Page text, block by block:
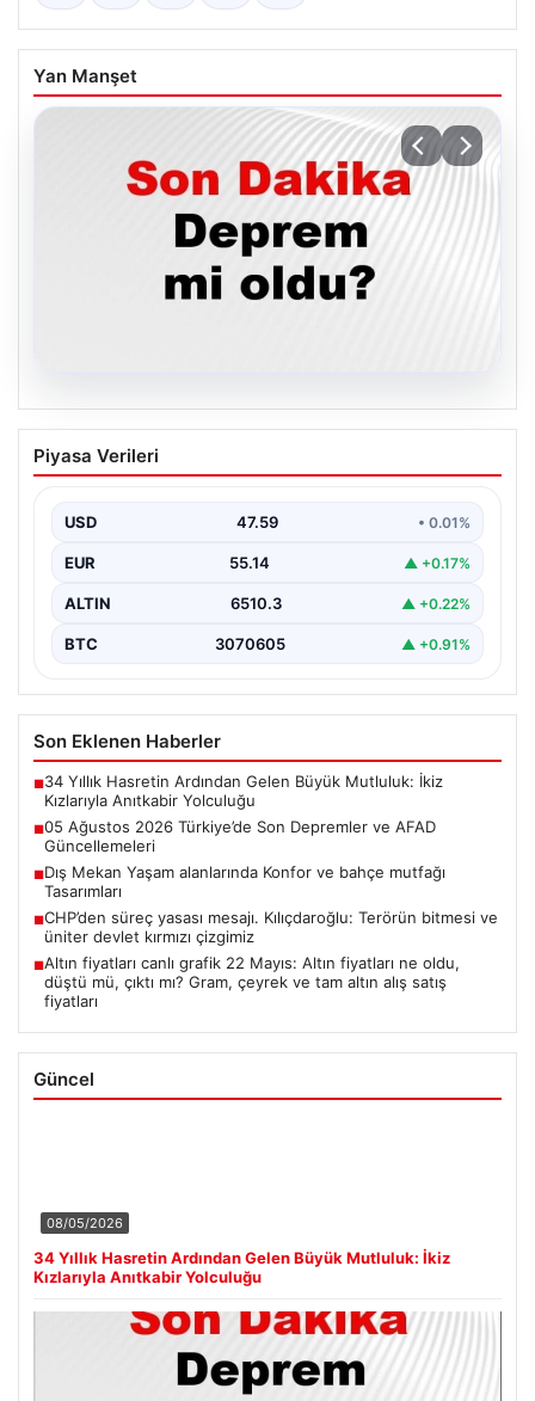
Yan Manşet
05.08.2026
05 Ağustos 2026 Türkiye’de Son
Depremler ve AFAD Güncellemeleri
05 Ağustos 2026 tarihinde gerçekleşen depremlerle
ilgili son…
Piyasa Verileri
USD 47.59 • 0.01%
EUR 55.14 ▲ +0.17%
ALTIN 6510.3 ▲ +0.22%
BTC 3070605 ▲ +0.91%
Son Eklenen Haberler
■34 Yıllık Hasretin Ardından Gelen Büyük Mutluluk: İkiz
Kızlarıyla Anıtkabir Yolculuğu
■05 Ağustos 2026 Türkiye’de Son Depremler ve AFAD
Güncellemeleri
■Dış Mekan Yaşam alanlarında Konfor ve bahçe mutfağı
Tasarımları
■CHP’den süreç yasası mesajı. Kılıçdaroğlu: Terörün bitmesi ve
üniter devlet kırmızı çizgimiz
■Altın fiyatları canlı grafik 22 Mayıs: Altın fiyatları ne oldu,
düştü mü, çıktı mı? Gram, çeyrek ve tam altın alış satış
fiyatları
Güncel
08/05/2026
34 Yıllık Hasretin Ardından Gelen Büyük Mutluluk: İkiz
Kızlarıyla Anıtkabir Yolculuğu